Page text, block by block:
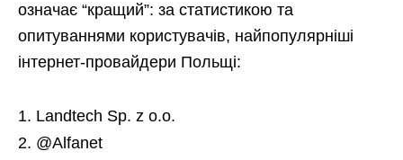
означає “кращий”: за статистикою та
опитуваннями користувачів, найпопулярніші
інтернет-провайдери Польщі:
Landtech Sp. z o.o.
@Alfanet